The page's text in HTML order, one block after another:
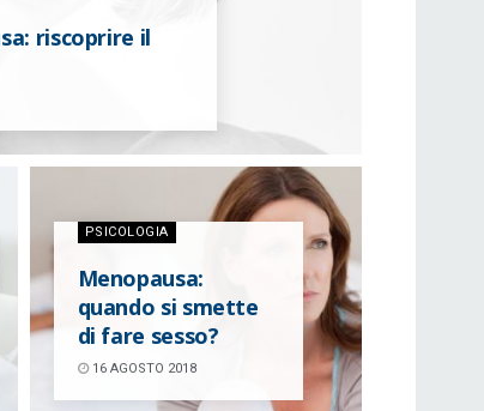
riscoprire il
PSICOLOGIA
Menopausa:
quando si smette
di fare sesso?
16 AGOSTO 2018